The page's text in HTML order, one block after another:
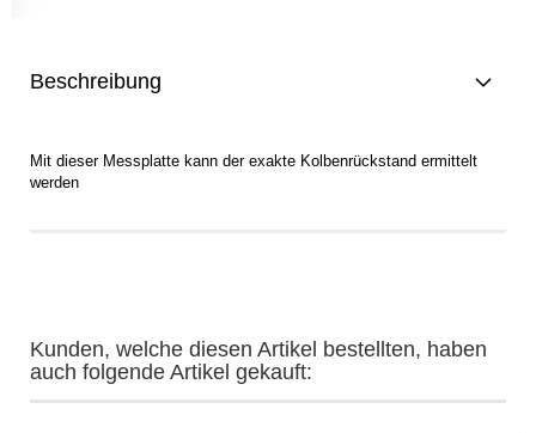
Beschreibung
Mit dieser Messplatte kann der exakte Kolbenrückstand ermittelt
werden
Kunden, welche diesen Artikel bestellten, haben
auch folgende Artikel gekauft: